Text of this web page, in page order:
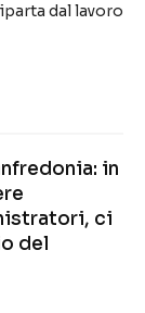
dal lavoro
in
ci
del